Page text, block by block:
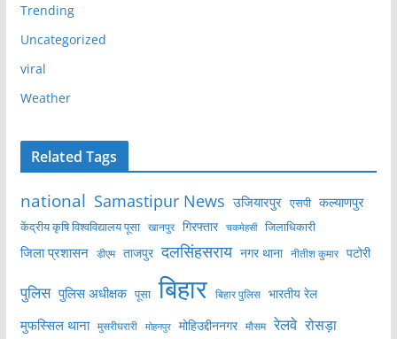
Trending
Uncategorized
viral
Weather
Related Tags
national Samastipur News उजियारपुर एसपी कल्याणपुर
केंद्रीय कृषि विश्वविद्यालय पूसा खानपुर गिरफ्तार चकमेहसी जिलाधिकारी
जिला प्रशासन डीएम ताजपुर दलसिंहसराय नगर थाना नीतीश कुमार पटोरी
पुलिस पुलिस अधीक्षक पूसा बिहार बिहार पुलिस भारतीय रेल
मुफस्सिल थाना मुसरीघरारी मोहनपुर मोहिउद्दीननगर मौसम रेलवे रोसड़ा